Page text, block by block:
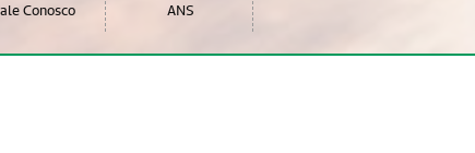
Conosco ANS